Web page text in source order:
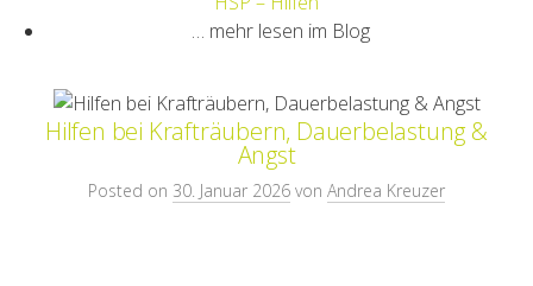
… mehr lesen im Blog
Hilfen bei Krafträubern, Dauerbelastung &
Angst
Posted on 30. Januar 2026 von Andrea Kreuzer